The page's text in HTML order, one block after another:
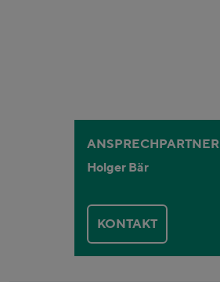
ANSPRECHPARTNER
Holger Bär
KONTAKT